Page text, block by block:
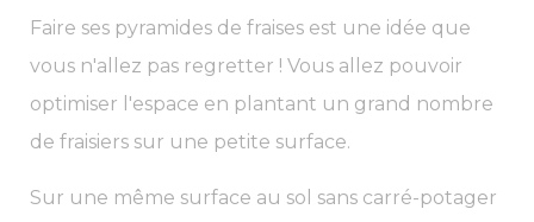
Faire ses pyramides de fraises est une idée que
vous n'allez pas regretter ! Vous allez pouvoir
optimiser l'espace en plantant un grand nombre
de fraisiers sur une petite surface.
Sur une même surface au sol sans carré-potager